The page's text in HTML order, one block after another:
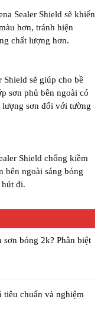
Sealer Shield sẽ khiến
hơn, tránh hiện
chất lượng hơn.
Shield sẽ giúp cho bề
sơn phủ bên ngoài có
sơn đối với tường
Shield chống kiềm
bên ngoài sáng bóng
đi.
sơn bóng 2k? Phân biệt
tiêu chuẩn và nghiệm